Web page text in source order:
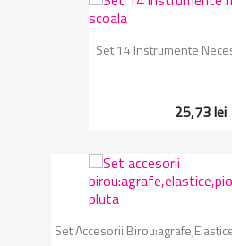
Set 14 Instrumente
25,73 lei
Set Accesorii